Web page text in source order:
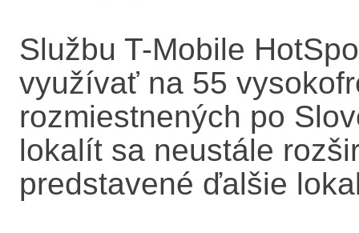
Službu T-Mobile
využívať na 55
rozmiestnených po
lokalít sa neustále
predstavené ďalšie